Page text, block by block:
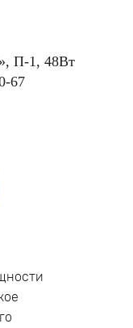
П-1, 48Вт
67